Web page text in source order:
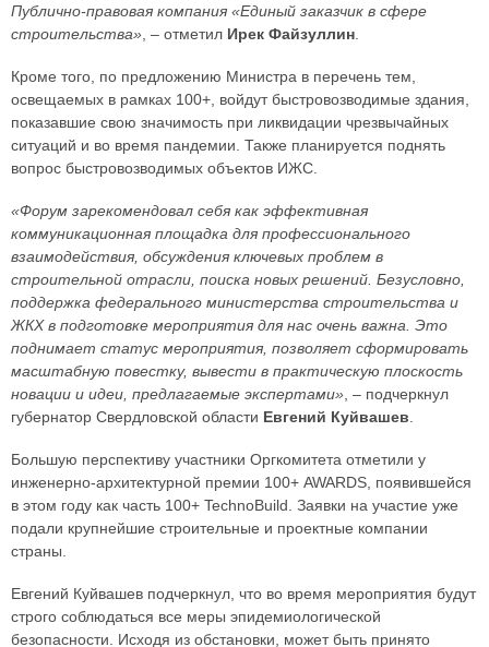
Публично-правовая компания «Единый заказчик в сфере
строительства» , – отметил Ирек Файзуллин
Кроме того, по предложению Министра в перечень тем,
освещаемых в рамках 100+, войдут быстровозводимые здания,
показавшие свою значимость при ликвидации чрезвычайных
ситуаций и во время пандемии. Также планируется поднять
вопрос быстровозводимых объектов ИЖС.
«Форум зарекомендовал себя как эффективная
коммуникационная площадка для профессионального
взаимодействия, обсуждения ключевых проблем в
строительной отрасли, поиска новых решений. Безусловно,
поддержка федерального министерства строительства и
ЖКХ в подготовке мероприятия для нас очень важна. Это
поднимает статус мероприятия, позволяет сформировать
масштабную повестку, вывести в практическую плоскость
новации и идеи, предлагаемые экспертами» , – подчеркнул
губернатор Свердловской области Евгений Куйвашев
Большую перспективу участники Оргкомитета отметили у
инженерно-архитектурной премии 100+ AWARDS, появившейся
в этом году как часть 100+ TechnoBuild. Заявки на участие уже
подали крупнейшие строительные и проектные компании
страны.
Евгений Куйвашев подчеркнул, что во время мероприятия будут
строго соблюдаться все меры эпидемиологической
безопасности. Исходя из обстановки, может быть принято